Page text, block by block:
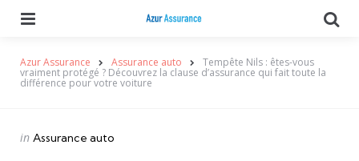
Azur Assurance Assurance auto Tempête Nils : êtes-vous
vraiment protégé ? Découvrez la clause d’assurance qui fait toute la
différence pour votre voiture
Categories
Posted
in Assurance auto